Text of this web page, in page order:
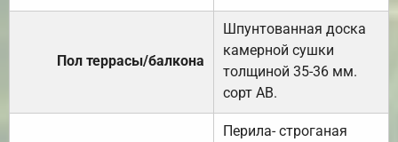
Пол террасы/балкона
Шпунтованная доска
камерной сушки
толщиной 35-36 мм.
сорт АВ.
Перила- строганая